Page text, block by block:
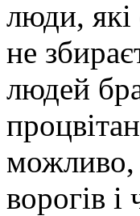
люди, які
не
людей
можливо,
ворогів